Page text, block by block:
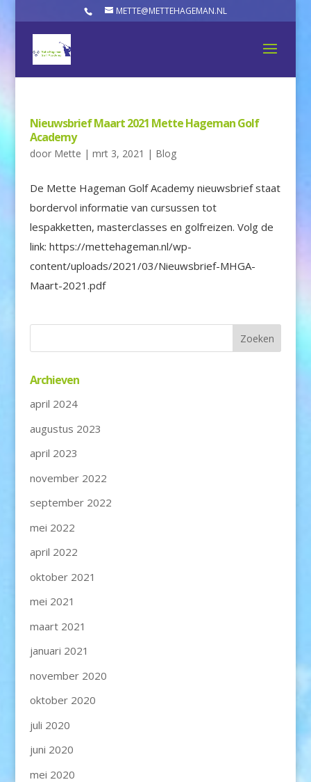
METTE@METTEHAGEMAN.NL
Nieuwsbrief Maart 2021 Mette Hageman Golf
Academy
door Mette | mrt 3, 2021 | Blog
De Mette Hageman Golf Academy nieuwsbrief staat
bordervol informatie van cursussen tot
lespakketten, masterclasses en golfreizen. Volg de
link: https://mettehageman.nl/wp-
content/uploads/2021/03/Nieuwsbrief-MHGA-
Maart-2021.pdf
Archieven
april 2024
augustus 2023
april 2023
november 2022
september 2022
mei 2022
april 2022
oktober 2021
mei 2021
maart 2021
januari 2021
november 2020
oktober 2020
juli 2020
juni 2020
mei 2020